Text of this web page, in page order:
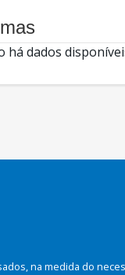
há dados
na medida do